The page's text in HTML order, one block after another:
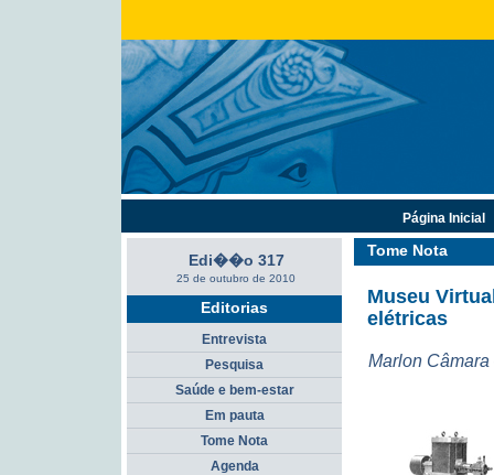
Tome Nota
Museu
elétricas
Marlon
Edi��o 317
25 de outubro de 2010
Editorias
Entrevista
Pesquisa
Saúde e bem-estar
Em pauta
Tome Nota
Agenda
Página Inicial